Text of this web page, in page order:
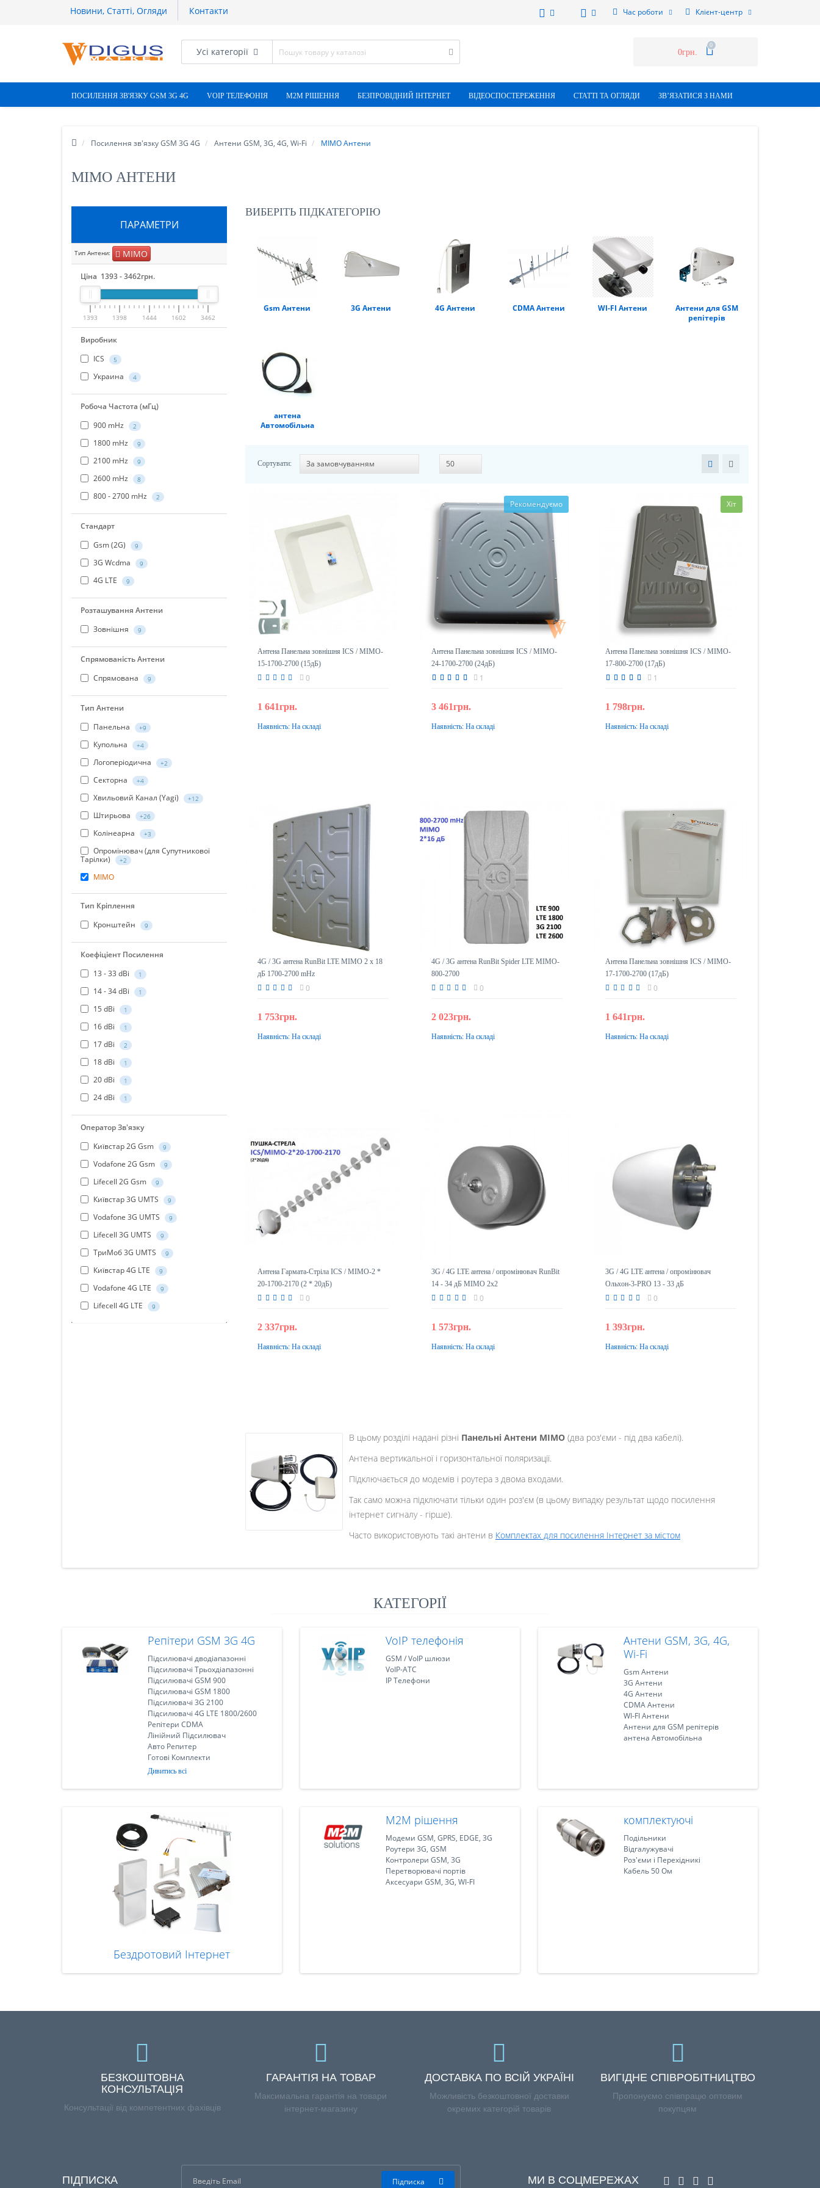
Новини, Статті, Огляди Контакти Час роботи Клієнт-центр
Усі категорії 0грн.
0
ПОСИЛЕННЯ ЗВ'ЯЗКУ GSM 3G 4G VOIP ТЕЛЕФОНІЯ М2М РІШЕННЯ БЕЗПРОВІДНИЙ ІНТЕРНЕТ ВІДЕОСПОСТЕРЕЖЕННЯ СТАТТI ТА ОГЛЯДИ ЗВ’ЯЗАТИСЯ З НАМИ
Посилення зв'язку GSM 3G 4G Антени GSM, 3G, 4G, Wi-Fi MIMO Антени
MIMO АНТЕНИ
ПАРАМЕТРИ
Тип Антени: MIMO
Ціна 1393-3462грн.
1393 1398 1444 1602 3462
Виробник
ICS
5
Украина 4
Робоча Частота (мГц)
900 mHz
2
1800 mHz 9
2100 mHz 9
2600 mHz 8
800 - 2700 mHz 2
Стандарт
Gsm (2G)
9
3G Wcdma 9
4G LTE 9
Розташування Антени
Зовнішня
9
Спрямованість Антени
Спрямована
9
Тип Антени
Панельна
+9
Купольна +4
Логоперіодична +2
Секторна +4
Хвильовий Канал (Yagi) +12
Штирьова +26
Колінеарна +3
Опромінювач (для Супутникової
Тарілки)
+2
MIMO
Тип Кріплення
Кронштейн
9
Коефіціент Посилення
13 - 33 dBi
1
14 - 34 dBi 1
15 dBi 1
16 dBi 1
17 dBi 2
18 dBi 1
20 dBi 1
24 dBi 1
Оператор Зв'язку
Київстар 2G Gsm
9
Vodafone 2G Gsm 9
Lifecell 2G Gsm 9
Київстар 3G UMTS 9
Vodafone 3G UMTS 9
Lifecell 3G UMTS 9
ТриМоб 3G UMTS 9
Київстар 4G LTE 9
Vodafone 4G LTE 9
Lifecell 4G LTE 9
ВИБЕРІТЬ ПІДКАТЕГОРІЮ
Gsm Антени 3G Антени 4G Антени CDMA Антени WI-FI Антени
Антени для GSM
репітерів
антена
Автомобільна
Сортувати:
Антена Панельна зовнішня ICS / MIMO-
15-1700-2700 (15дБ)
0
1 641грн.
До кошика
Наявність: На складі
Рекомендуємо
Антена Панельна зовнішня ICS / MIMO-
24-1700-2700 (24дБ)
1
3 461грн.
До кошика
Наявність: На складі
Хіт
Антена Панельна зовнішня ICS / MIMO-
17-800-2700 (17дБ)
1
1 798грн.
До кошика
Наявність: На складі
4G / 3G антена RunBit LTE MIMO 2 x 18
дБ 1700-2700 mHz
0
1 753грн.
До кошика
Наявність: На складі
4G / 3G антена RunBit Spider LTE MIMO-
800-2700
0
2 023грн.
До кошика
Наявність: На складі
Антена Панельна зовнішня ICS / MIMO-
17-1700-2700 (17дБ)
0
1 641грн.
До кошика
Наявність: На складі
Антена Гармата-Стріла ICS / MIMO-2 *
20-1700-2170 (2 * 20дБ)
0
2 337грн.
До кошика
Наявність: На складі
3G / 4G LTE антена / опромінювач RunBit
14 - 34 дБ MIMO 2x2
0
1 573грн.
До кошика
Наявність: На складі
3G / 4G LTE антена / опромінювач
Ольхон-3-PRO 13 - 33 дБ
0
1 393грн.
До кошика
Наявність: На складі
В цьому розділі надані різні Панельні Антени MIMO (два роз'єми - під два кабелі).
Антена вертикальної і горизонтальної поляризації.
Підключається до модемів і роутера з двома входами.
Так само можна підключати тільки один роз'єм (в цьому випадку результат щодо посилення
інтернет сигналу - гірше).
Часто використовують такі антени в Комплектах для посилення Інтернет за містом
КАТЕГОРІЇ
Репітери GSM 3G 4G
Підсилювачі дводіапазонні
Підсилювачі Трьохдіапазонні
Підсилювачі GSM 900
Підсилювачі GSM 1800
Підсилювачі 3G 2100
Підсилювачі 4G LTE 1800/2600
Репітери CDMA
Лінійний Підсилювач
Авто Репитер
Готові Комплекти
Дивитись всі
VoIP телефонія
GSM / VoIP шлюзи
VoIP-АТС
IP Телефони
Антени GSM, 3G, 4G,
Wi-Fi
Gsm Антени
3G Антени
4G Антени
CDMA Антени
WI-FI Антени
Антени для GSM репітерів
антена Автомобільна
Бездротовий Інтернет
M2M рішення
Модеми GSM, GPRS, EDGE, 3G
Роутери 3G, GSM
Контролери GSM, 3G
Перетворювачі портів
Аксесуари GSM, 3G, WI-FI
комплектуючі
Подільники
Відгалужувачі
Роз'єми і Перехідникі
Кабель 50 Ом
БЕЗКОШТОВНА
КОНСУЛЬТАЦІЯ
Консультації від компетентних фахівців
ГАРАНТІЯ НА ТОВАР
Максимальна гарантія на товари
інтернет-магазину
ДОСТАВКА ПО ВСІЙ УКРАЇНІ
Можливість безкоштовної доставки
окремих категорій товарів
ВИГІДНЕ СПІВРОБІТНИЦТВО
Пропонуємо співпрацю оптовим
покупцям
ПІДПИСКА Підписка МИ В СОЦМЕРЕЖАХ